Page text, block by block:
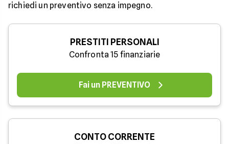
richiedi un preventivo senza impegno.
PRESTITI PERSONALI
Confronta 15 finanziarie
Fai un PREVENTIVO
CONTO CORRENTE